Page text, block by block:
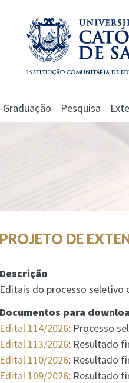
Graduação Pesquisa
PROJETO DE
Descrição
Editais do processo seletivo
Documentos para
Edital 114/2026: Processo
Edital 113/2026: Resultado
Edital 110/2026: Resultado
Edital 109/2026: Resultado